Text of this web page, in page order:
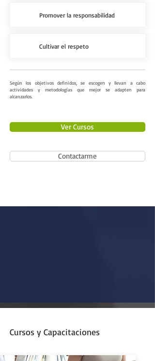
Promover la responsabilidad
Cultivar el respeto
Según los objetivos definidos, se escogen y llevan a cabo
actividades y metodologías que mejor se adapten para
alcanzarlos.
Ver Cursos
Contactarme
Cursos y Capacitaciones